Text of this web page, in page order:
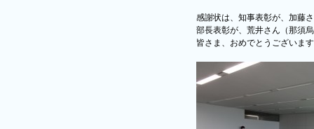
感謝状は、知事表彰が、加藤
部長表彰が、荒井さん（那須
皆さま、おめでとうございま